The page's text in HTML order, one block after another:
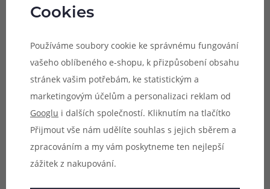
Vhodné pro:
- DL vaping
Obsah balení:
1x žhavící hlava Eleaf LYCHE (dle výběru)
Cookies
Používáme soubory cookie ke správnému fungování
vašeho oblíbeného e-shopu, k přizpůsobení obsahu
stránek vašim potřebám, ke statistickým a
marketingovým účelům a personalizaci reklam od
Googlu i dalších společností. Kliknutím na tlačítko
Přijmout vše nám udělíte souhlas s jejich sběrem a
zpracováním a my vám poskytneme ten nejlepší
zážitek z nakupování.